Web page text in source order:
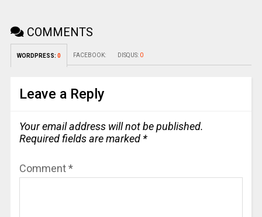
COMMENTS
WORDPRESS: 0 FACEBOOK: DISQUS: 0
Leave a Reply
Your email address will not be published.
Required fields are marked *
Comment*